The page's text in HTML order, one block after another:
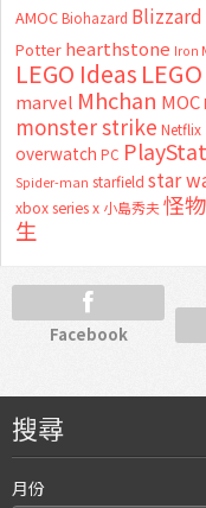
AMOC Biohazard Blizzard
Potter hearthstone Iron
LEGO Ideas
marvel Mhchan MOC
monster strike Netflix
overwatch PC
Spider-man starfield star
xbox series x 小島秀夫怪
生
Facebook
搜尋
月份